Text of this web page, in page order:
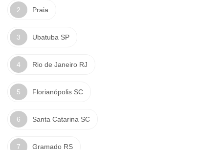
Praia
Ubatuba SP
Rio de Janeiro RJ
Florianópolis SC
Santa Catarina SC
Gramado RS